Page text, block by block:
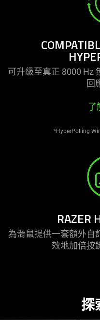
可升級至真正 8000 Hz
回
了
*HyperPolling
RAZER
為滑鼠提供一套額外自
效地加倍按
探